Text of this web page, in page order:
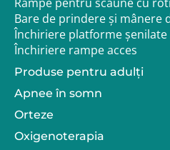
aplicabila. Produsul
conformitate.
Livrarea se realizeaza in
stocului propriu sau a
aduse la comanda sau
livrare poate varia. Inainte
recomandata
necesitatii functionale reale.
Bare de prindere și mânere
Închiriere platforme șenilate
Închiriere rampe acces
Produse pentru adulţi
Apnee în somn
Orteze
Oxigenoterapia